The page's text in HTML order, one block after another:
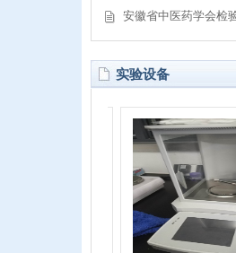
安徽省中医药学会检
实验设备